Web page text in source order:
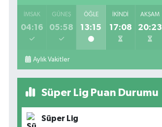
İMSAK
04:16
GÜNEŞ
05:58
ÖĞLE
13:15
İKINDI
17:08
AKŞAM
20:23
Aylık Vakitler
Süper Lig Puan Durumu
Süper Lig